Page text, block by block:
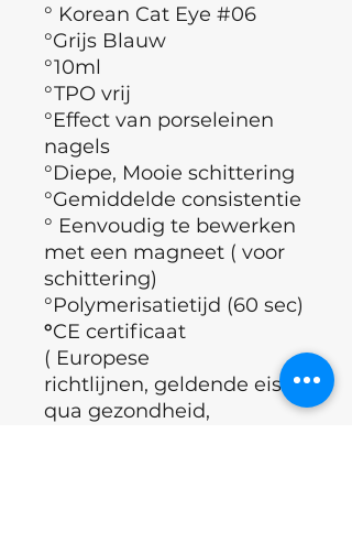
° Korean Cat Eye #06
°Grijs Blauw
°10ml
°TPO vrij
°Effect van porseleinen
nagels
°Diepe, Mooie schittering
°Gemiddelde consistentie
° Eenvoudig te bewerken
met een magneet ( voor
schittering)
°Polymerisatietijd (60 sec)
°CE certificaat
( Europese
richtlijnen, geldende eisen
qua gezondheid,